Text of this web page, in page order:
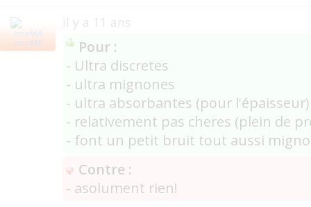
inco666
il y a 11 ans
Pour :
- Ultra discretes
- ultra mignones
- ultra absorbantes (pour l'épaisseur)
- relativement pas cheres (plein de
- font un petit bruit tout aussi
Contre :
- asolument rien!